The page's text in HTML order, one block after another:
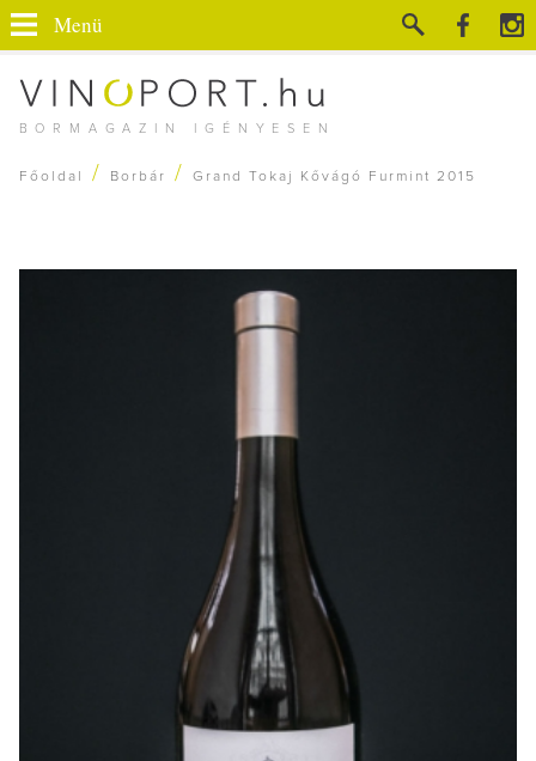
BORMAGAZIN IGÉNYESEN
Menü
Főoldal / Borbár / Grand Tokaj Kővágó Furmint 2015